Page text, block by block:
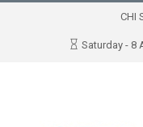
CHI
Saturday - 8